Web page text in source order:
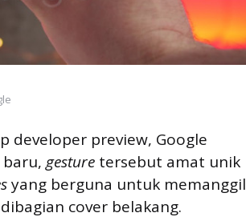
developer preview, Google
baru, gesture tersebut amat unik
yang berguna untuk memanggil
cover belakang.